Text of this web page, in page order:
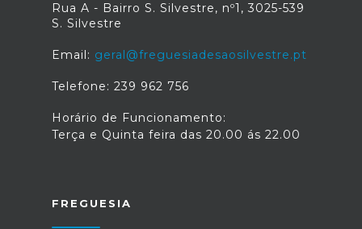
Rua A - Bairro S. Silvestre, nº1, 3025-539
S. Silvestre
Email: geral@freguesiadesaosilvestre.pt
Telefone: 239 962 756
Horário de Funcionamento:
Terça e Quinta feira das 20.00 ás 22.00
FREGUESIA